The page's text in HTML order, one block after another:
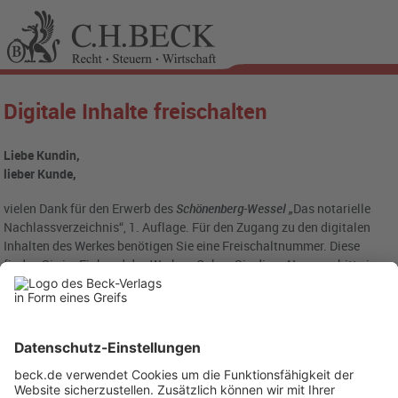
Digitale Inhalte freischalten
Liebe Kundin,
lieber Kunde,
vielen Dank für den Erwerb des Schönenberg-Wessel „Das notarielle
Nachlassverzeichnis“, 1. Auflage. Für den Zugang zu den digitalen
Inhalten des Werkes benötigen Sie eine Freischaltnummer. Diese
finden Sie im Einband des Werkes. Geben Sie diese Nummer bitte in
das folgende Eingabefeld ein: